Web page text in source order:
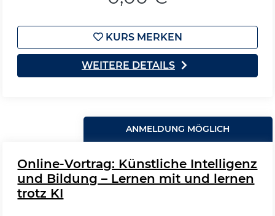
KURS MERKEN
WEITERE DETAILS
ANMELDUNG MÖGLICH
Online-Vortrag: Künstliche Intelligenz
und Bildung – Lernen mit und lernen
trotz KI